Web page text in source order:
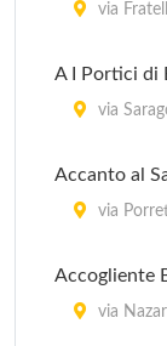
via
A I Portici di
via
Accanto al
via
Accogliente
via